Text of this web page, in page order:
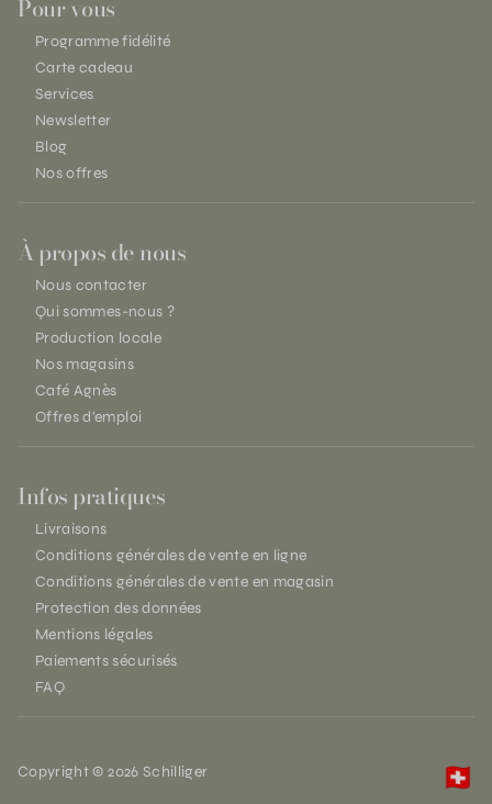
Pour vous
Programme fidélité
Carte cadeau
Services
Newsletter
Blog
Nos offres
À propos de nous
Nous contacter
Qui sommes-nous ?
Production locale
Nos magasins
Café Agnès
Offres d'emploi
Infos pratiques
Livraisons
Conditions générales de vente en ligne
Conditions générales de vente en magasin
Protection des données
Mentions légales
Paiements sécurisés
FAQ
Copyright © 2026 Schilliger 🇨🇭